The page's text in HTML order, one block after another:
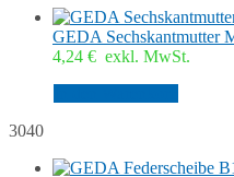
GEDA Sechskantmutter
4,24 € exkl. MwSt.
3040